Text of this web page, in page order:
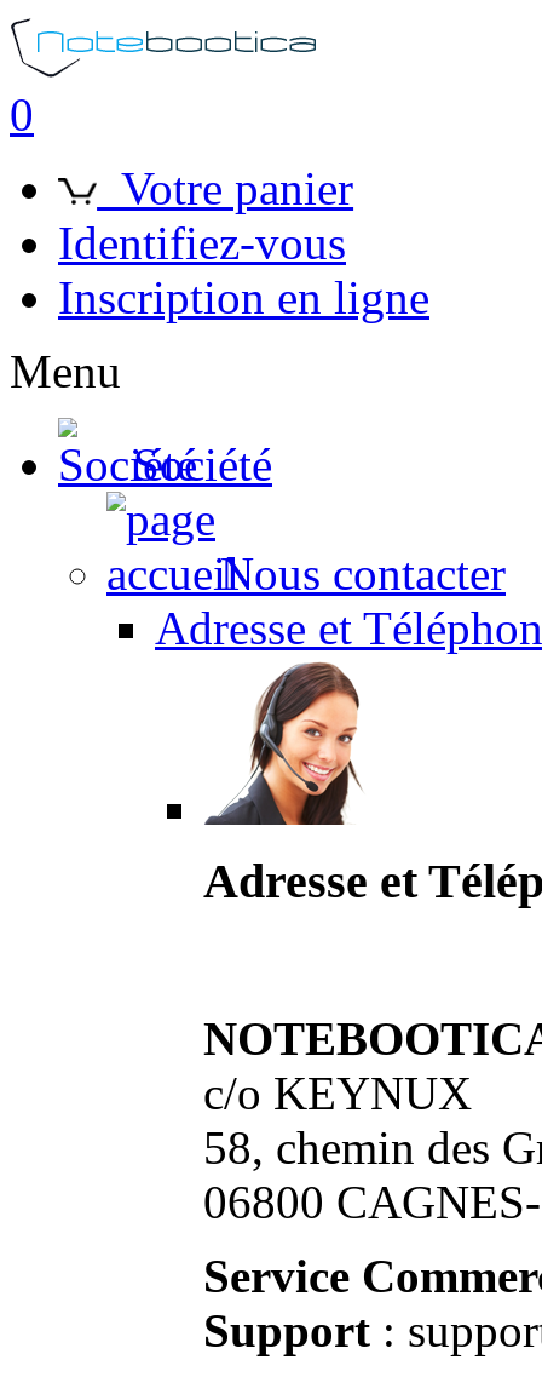
0
Votre panier
Identifiez-vous
Inscription en ligne
Menu
Société
Nous contacter
Adresse et
Adresse et
c/o KEYNUX
58, chemin des
06800
Service
Support :